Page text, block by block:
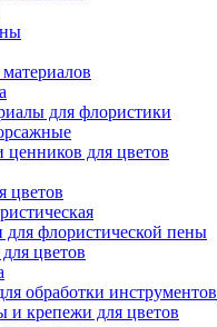
для флористики
ценников для цветов
цветов
для флористической пены
цветов
обработки инструментов
и крепежи для цветов